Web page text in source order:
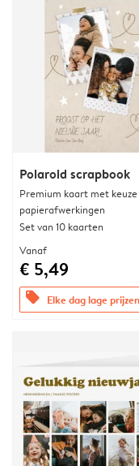
Polaroid scrapbook
Premium kaart met
papierafwerkingen
Set van 10 kaarten
Vanaf
€ 5,49
offers Elke dag lage prijzen